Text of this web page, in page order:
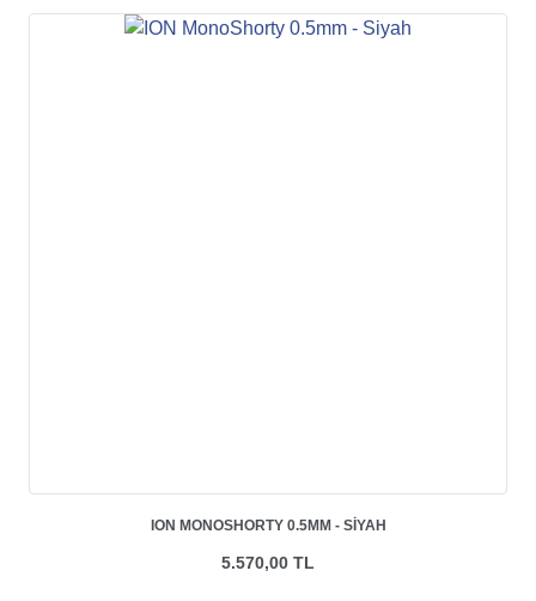
ION MONOSHORTY 0.5MM - SIYAH
5.570,00 TL